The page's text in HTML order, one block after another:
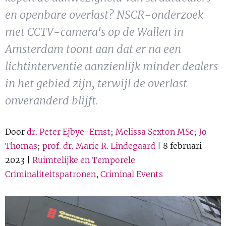
Uitgelicht
Cursus
BLOG
Podcast
en openbare overlast? NSCR-onderzoek
met CCTV-camera's op de Wallen in
Amsterdam toont aan dat er na een
lichtinterventie aanzienlijk minder dealers
in het gebied zijn, terwijl de overlast
onveranderd blijft.
Door dr. Peter Ejbye-Ernst; Melissa Sexton MSc; Jo
Thomas; prof. dr. Marie R. Lindegaard | 8 februari
2023 | Ruimtelijke en Temporele
Criminaliteitspatronen, Criminal Events